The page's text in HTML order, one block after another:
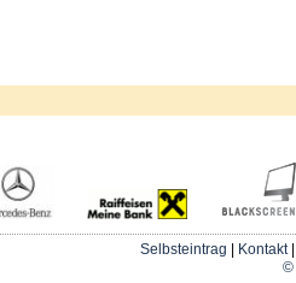
Selbsteintrag Kontakt
©